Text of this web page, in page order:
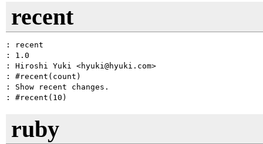
recent
: recent
: 1.0
: Hiroshi Yuki <hyuki@hyuki.com>
: #recent(count)
: Show recent changes.
ruby